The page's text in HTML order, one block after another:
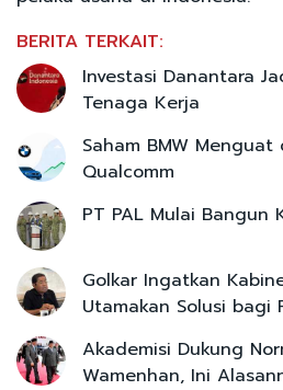
BERITA TERKAIT:
Investasi Danantara
Tenaga Kerja
Saham BMW
Qualcomm
PT PAL Mulai Bangun
Golkar Ingatkan
Utamakan Solusi bagi
Akademisi Dukung
Wamenhan, Ini